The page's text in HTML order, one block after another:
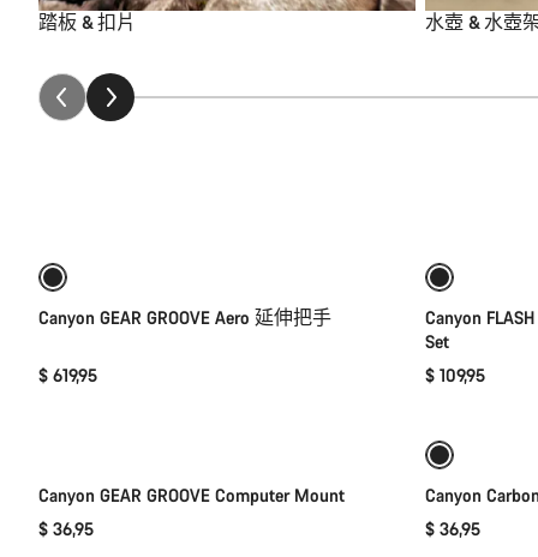
踏板 & 扣片 水壺 & 水壺
Canyon GEAR GROOVE Aero 延伸把手
$ 619,95
Canyon
Set
$ 109,95
Canyon GEAR GROOVE Computer Mount
$ 36,95
Canyon
$ 36,95